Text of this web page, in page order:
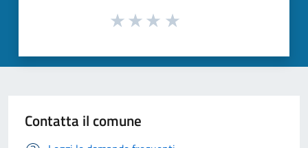
Contatta il comune